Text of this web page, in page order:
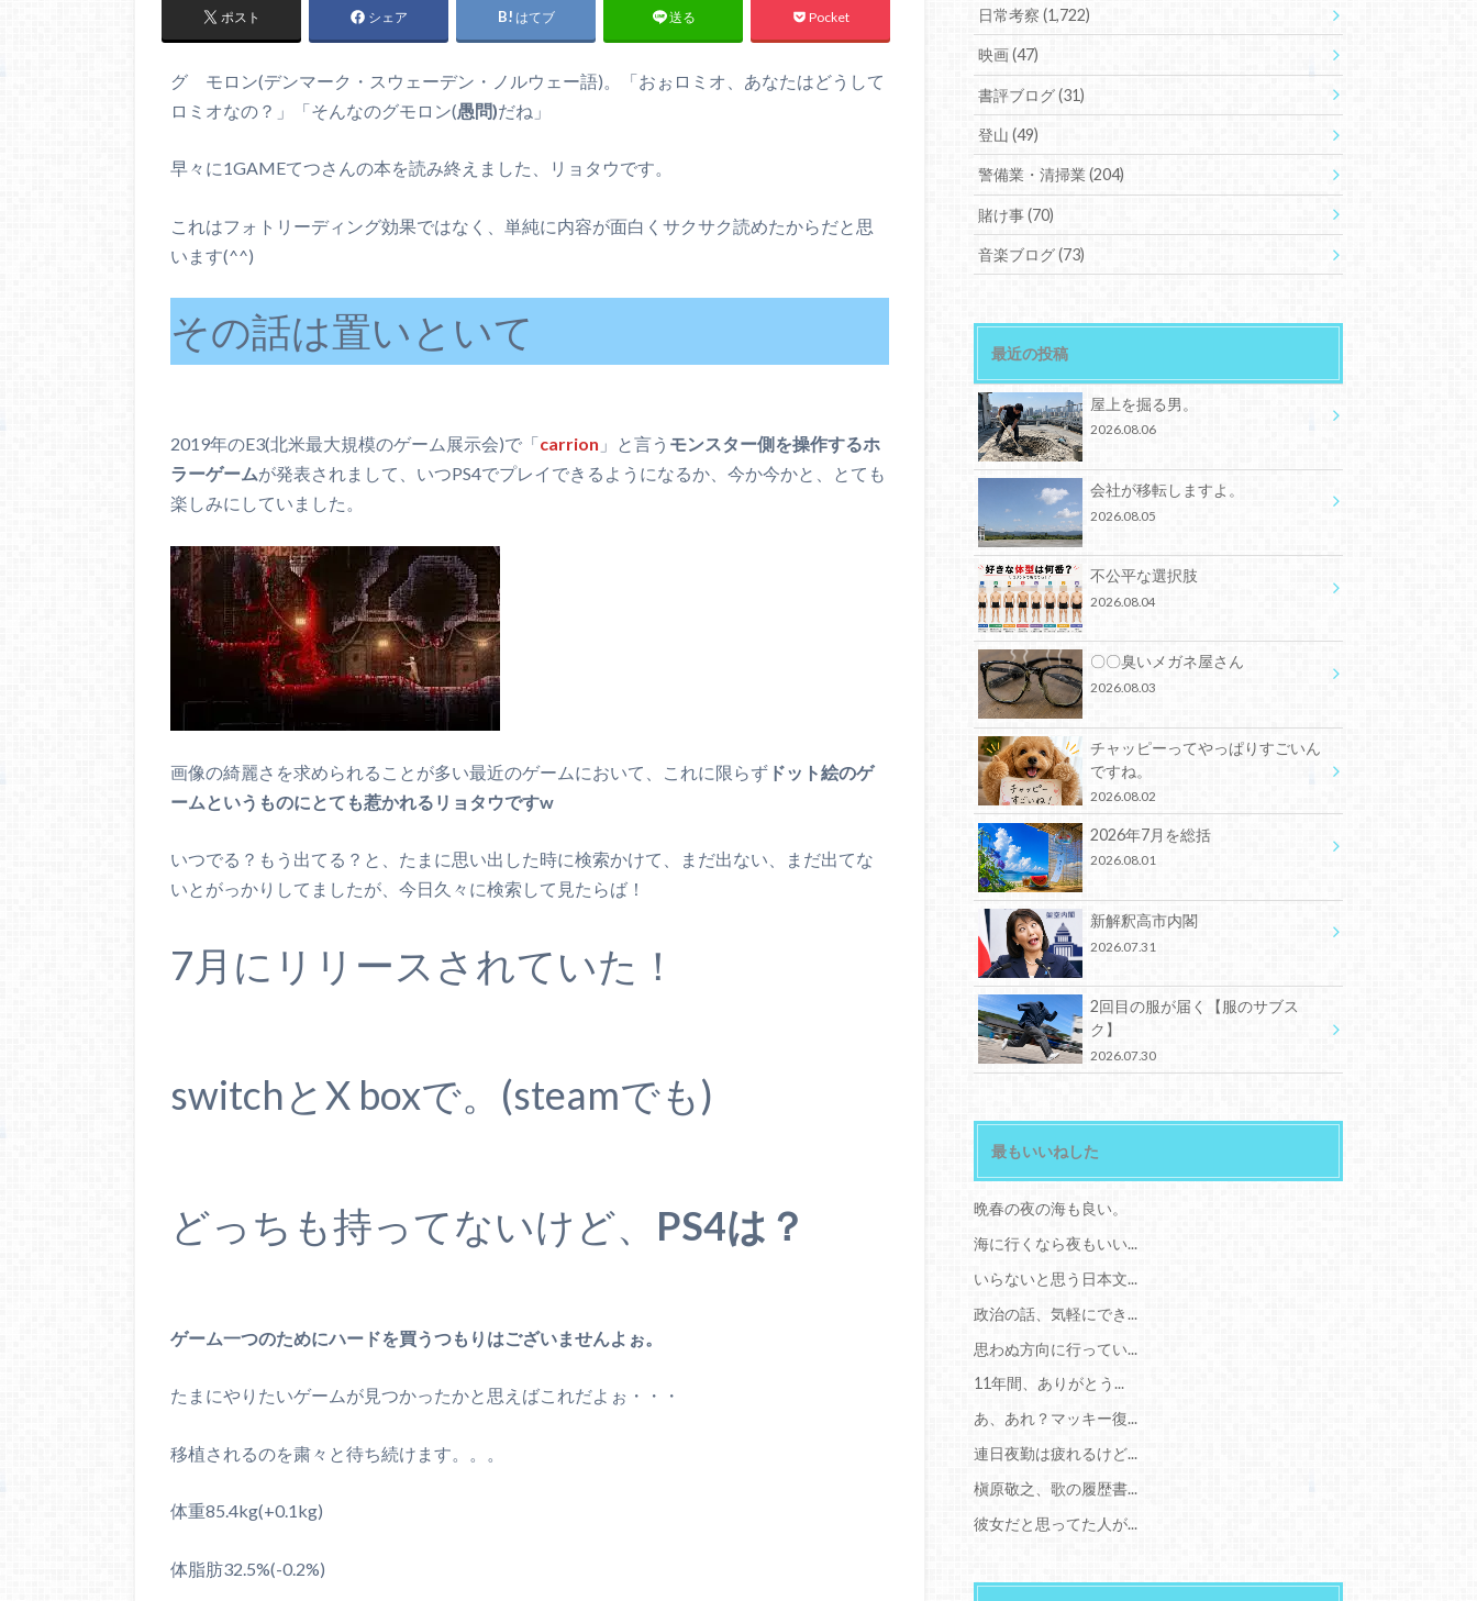
ポスト シェア はてブ 送る Pocket
グ モロン(デンマーク・スウェーデン・ノルウェー語)。「おぉロミオ、あなたはどうして
ロミオなの？」「そんなのグモロン(愚問)だね」
早々に1GAMEてつさんの本を読み終えました、リョタウです。
これはフォトリーディング効果ではなく、単純に内容が面白くサクサク読めたからだと思
います(^^)
その話は置いといて
2019年のE3(北米最大規模のゲーム展示会)で「carrion 」と言う モンスター側を操作するホ
ラーゲームが発表されまして、いつPS4でプレイできるようになるか、今か今かと、とても
楽しみにしていました。
画像の綺麗さを求められることが多い最近のゲームにおいて、これに限らず ドット絵のゲ
ームというものにとても惹かれるリョタウですw
いつでる？もう出てる？と、たまに思い出した時に検索かけて、まだ出ない、まだ出てな
いとがっかりしてましたが、今日久々に検索して見たらば！
7月にリリースされていた！
switchとX boxで。(steamでも)
どっちも持ってないけど、 PS4は？
ゲーム一つのためにハードを買うつもりはございませんよぉ。
たまにやりたいゲームが見つかったかと思えばこれだよぉ・・・
移植されるのを粛々と待ち続けます。。。
体重85.4kg(+0.1kg)
体脂肪32.5%(-0.2%)
日常考察(1,722)
映画(47)
書評ブログ(31)
登山(49)
警備業・清掃業(204)
賭け事(70)
音楽ブログ(73)
最近の投稿
屋上を掘る男。
2026.08.06
会社が移転しますよ。
2026.08.05
不公平な選択肢
2026.08.04
〇〇臭いメガネ屋さん
2026.08.03
チャッピーってやっぱりすごいん
ですね。
2026.08.02
2026年7月を総括
2026.08.01
新解釈高市内閣
2026.07.31
2回目の服が届く【服のサブス
ク】
2026.07.30
最もいいねした
晩春の夜の海も良い。
海に行くなら夜もいい...
いらないと思う日本文...
政治の話、気軽にでき...
思わぬ方向に行ってい...
11年間、ありがとう...
あ、あれ？マッキー復...
連日夜勤は疲れるけど...
槇原敬之、歌の履歴書...
彼女だと思ってた人が...